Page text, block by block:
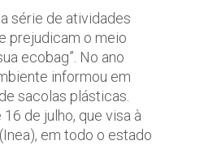
série de atividades
prejudicam o meio
ecobag”. No ano
informou em
sacolas plásticas.
de julho, que visa à
em todo o estado